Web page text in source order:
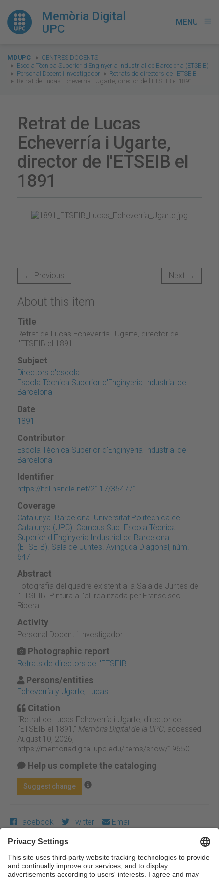
Memòria Digital
UPC
MENU menu
You
are
here:
MDUPC
CENTRES DOCENTS
Escola Tècnica Superior d'Enginyeria Industrial de Barcelona (ETSEIB)
Personal Docent i Investigador
Retrats de directors de l'ETSEIB
Retrat de Lucas Echeverría i Ugarte, director de l'ETSEIB el 1891
Retrat de Lucas
Echeverría i Ugarte,
director de l'ETSEIB el
1891
← Previous Next →
About this item
Title
Retrat de Lucas Echeverría i Ugarte, director de
l'ETSEIB el 1891
Subject
Directors d'escola
Escola Tècnica Superior d'Enginyeria Industrial de
Barcelona
Date
1891
Contributor
Escola Tècnica Superior d'Enginyeria Industrial de
Barcelona
Identifier
https://hdl.handle.net/2117/354771
Coverage
Catalunya. Barcelona. Universitat Politècnica de
Catalunya (UPC). Campus Sud. Escola Tècnica
Superior d'Enginyeria Industrial de Barcelona
(ETSEIB). Sala de Juntes. Avinguda Diagonal, núm.
647
Abstract
Fotografia del quadre existent a la Sala de Juntes de
l'ETSEIB. Pintura a l'oli realitzada per Franscisco
Ribera.
Activity
Personal Docent i Investigador
Photographic report
Retrats de directors de l'ETSEIB
Persons/entities
Echeverría y Ugarte, Lucas
Citation
“Retrat de Lucas Echeverría i Ugarte, director de
l'ETSEIB el 1891,” Memòria Digital de la UPC, accessed
August 10, 2026,
https://memoriadigital.upc.edu/items/show/19650
Help us complete the cataloging
Suggest change
Facebook Twitter Email
Except where otherwise noted, content on this work is